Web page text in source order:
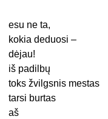
esu ne ta,
kokia deduosi –
dėjau!
iš padilbų
toks žvilgsnis mestas
tarsi burtas
aš